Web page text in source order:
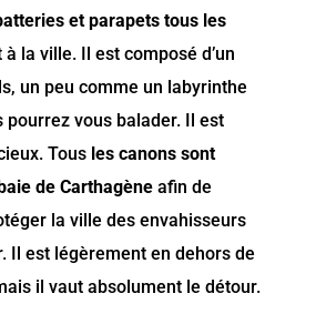
et parapets tous les
la ville. Il est composé d’un
un peu comme un labyrinthe
pourrez vous balader. Il est
Tous les canons sont
de Carthagèneafin de
la ville des envahisseurs
Il est légèrement en dehors de
il vaut absolument le détour.